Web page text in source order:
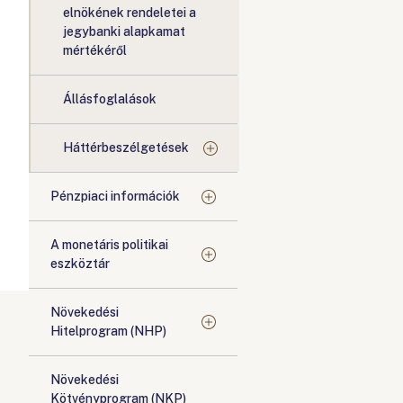
elnökének rendeletei a
jegybanki alapkamat
mértékéről
Állásfoglalások
Háttérbeszélgetések
Pénzpiaci információk
A monetáris politikai
eszköztár
Növekedési
Hitelprogram (NHP)
Növekedési
Kötvényprogram (NKP)